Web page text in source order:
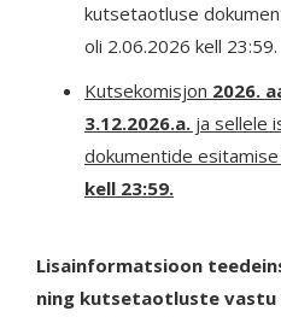
kutsetaotluse
oli 2.06.2026 kell 23:59.
Kutsekomisjon 2026.
3.12.2026.a. ja sellele
dokumentide
kell 23:59.
Lisainformatsioon
ning kutsetaotluste